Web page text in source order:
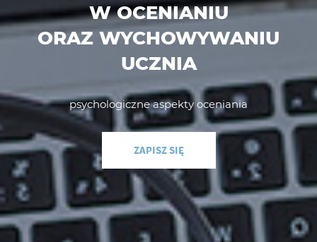
W OCENIANIU
ORAZ WYCHOWYWANIU
UCZNIA
psychologiczne aspekty oceniania
ZAPISZ SIĘ